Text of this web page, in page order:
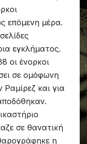
επόμενη μέρα.
εγκλήματος.
οι ένορκοι
σε ομόφωνη
και για
σε θανατική
η